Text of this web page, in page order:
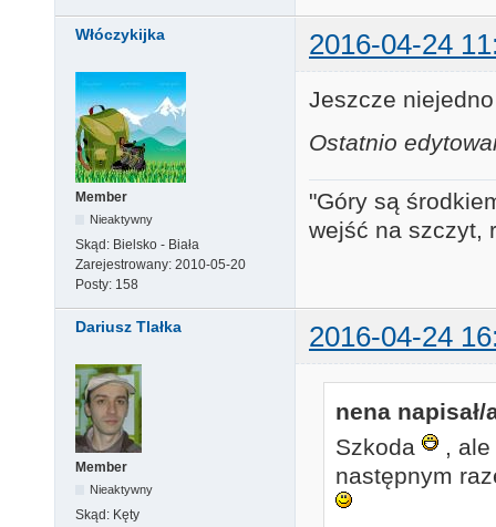
Włóczykijka 2016-04-24
Member
Nieaktywny
Skąd: Bielsko - Biała
Zarejestrowany: 2010-05-20
Posty: 158
Jeszcze
Ostatnio
"Góry są
wejść na szczyt,
Dariusz Tlałka 2016-04-24
Member
Nieaktywny
Skąd: Kęty
nena napisał/
Szkoda
, ale
następnym